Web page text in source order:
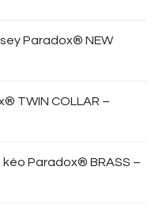
Paradox® NEW
TWIN COLLAR –
Paradox® BRASS –